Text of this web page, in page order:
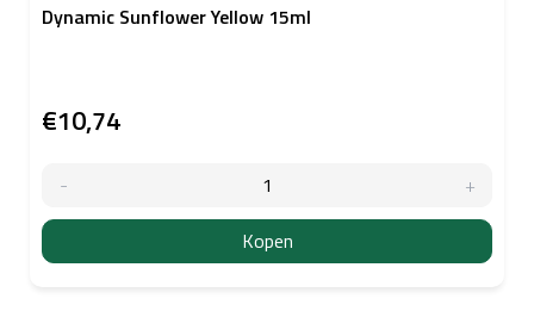
Dynamic Sunflower Yellow 15ml
€10,74
Kopen